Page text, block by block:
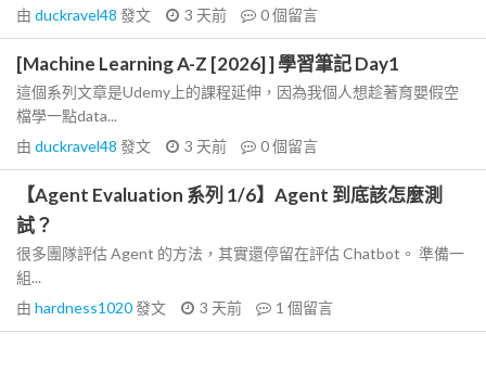
由 duckravel48 發文 3 天前 0個留言
[Machine Learning A-Z [2026] ] 學習筆記 Day1
這個系列文章是Udemy上的課程延伸，因為我個人想趁著育嬰假空
檔學一點data...
由 duckravel48 發文 3 天前 0個留言
【Agent Evaluation 系列 1/6】Agent 到底該怎麼測
試？
很多團隊評估 Agent 的方法，其實還停留在評估 Chatbot。 準備一
組...
由 hardness1020發文 3 天前 1 個留言